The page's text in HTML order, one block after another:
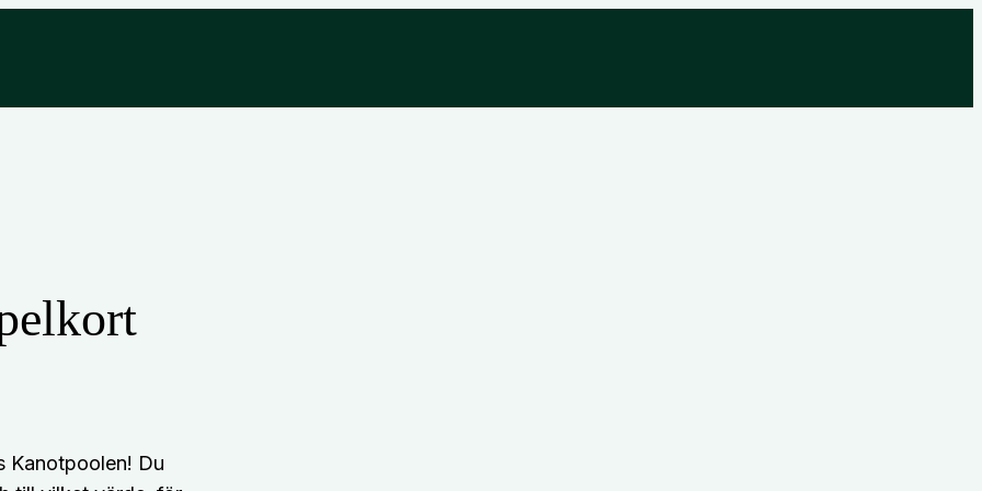
Kanotpoolen! Du